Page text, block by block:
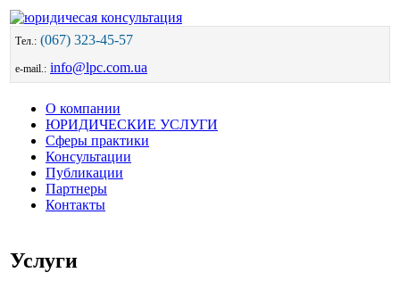
Тел.: (067) 323-45-57
e-mail.: info@lpc.com.ua
О компании
ЮРИДИЧЕСКИЕ УСЛУГИ
Сферы практики
Консультации
Публикации
Партнеры
Контакты
Услуги